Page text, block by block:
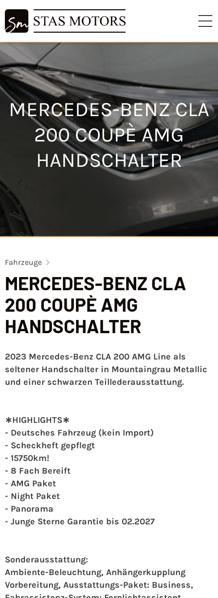
MERCEDES-BENZ CLA
200 COUPÈ AMG
HANDSCHALTER
Fahrzeuge
MERCEDES-BENZ CLA
200 COUPÈ AMG
HANDSCHALTER
2023 Mercedes-Benz CLA 200 AMG Line als
seltener Handschalter in Mountaingrau Metallic
und einer schwarzen Teillederausstattung.
∗HIGHLIGHTS∗
- Deutsches Fahrzeug (kein Import)
- Scheckheft gepflegt
- 15750km!
- 8 Fach Bereift
- AMG Paket
- Night Paket
- Panorama
- Junge Sterne Garantie bis 02.2027
Sonderausstattung:
Ambiente-Beleuchtung, Anhängerkupplung
Vorbereitung, Ausstattungs-Paket: Business,